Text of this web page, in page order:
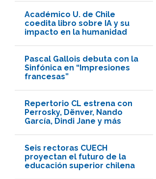
Académico U. de Chile
coedita libro sobre IA y su
impacto en la humanidad
Pascal Gallois debuta con la
Sinfónica en “Impresiones
francesas”
Repertorio CL estrena con
Perrosky, Dënver, Nando
García, Dindi Jane y más
Seis rectoras CUECH
proyectan el futuro de la
educación superior chilena